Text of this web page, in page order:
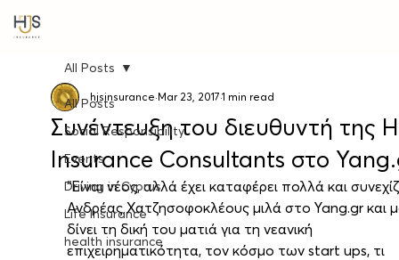
All Posts
Social Responsibility
Events
Driving in Cyprus
Life Insurance
health insurance
All Posts
Συνέντευξη του διευθυντή της
Insurance Consultants στο
hjsinsurance Mar 23, 20171 min read
“Είναι νέος, αλλά έχει καταφέρει πολλά και
Ανδρέας Χατζησοφοκλέους μιλά στο Yang.gr και
δίνει τη δική του ματιά για τη νεανική
επιχειρηματικότητα, τον κόσμο των start ups, τι